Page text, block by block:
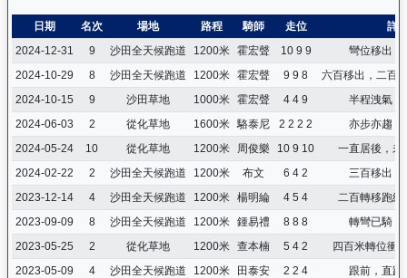
日期 名次 場地 路程 騎師 走位
詳
2024-12-31
9 沙田全天候跑道 1200米 霍宏聲 10 9 9
彎位移出，
2024-10-29
8 沙田全天候跑道 1200米 霍宏聲 9 9 8
六百移出，二百
2024-10-15
9 沙田草地 1000米 霍宏聲 4 4 9
半程洩氣，
2024-06-03
2 從化草地 1600米 駱泰尼 2 2 2 2
亦步亦趨，
2024-05-24
10 從化草地 1200米 周俊樂 10 9 10
一直居後，未
2024-02-22
2 沙田全天候跑道 1200米 布文 6 4 2
三百移出，
2023-12-14
4 沙田全天候跑道 1200米 楊明綸 4 5 4
二百轉移跑線
2023-09-09
8 沙田全天候跑道 1200米 鍾易禮 8 8 8
轉彎已騎，
2023-05-25
2 從化草地 1200米 查本楠 5 4 2
四百米轉位衝
2023-05-09
4 沙田全天候跑道 1200米 田泰安 2 2 4 跟前，直路